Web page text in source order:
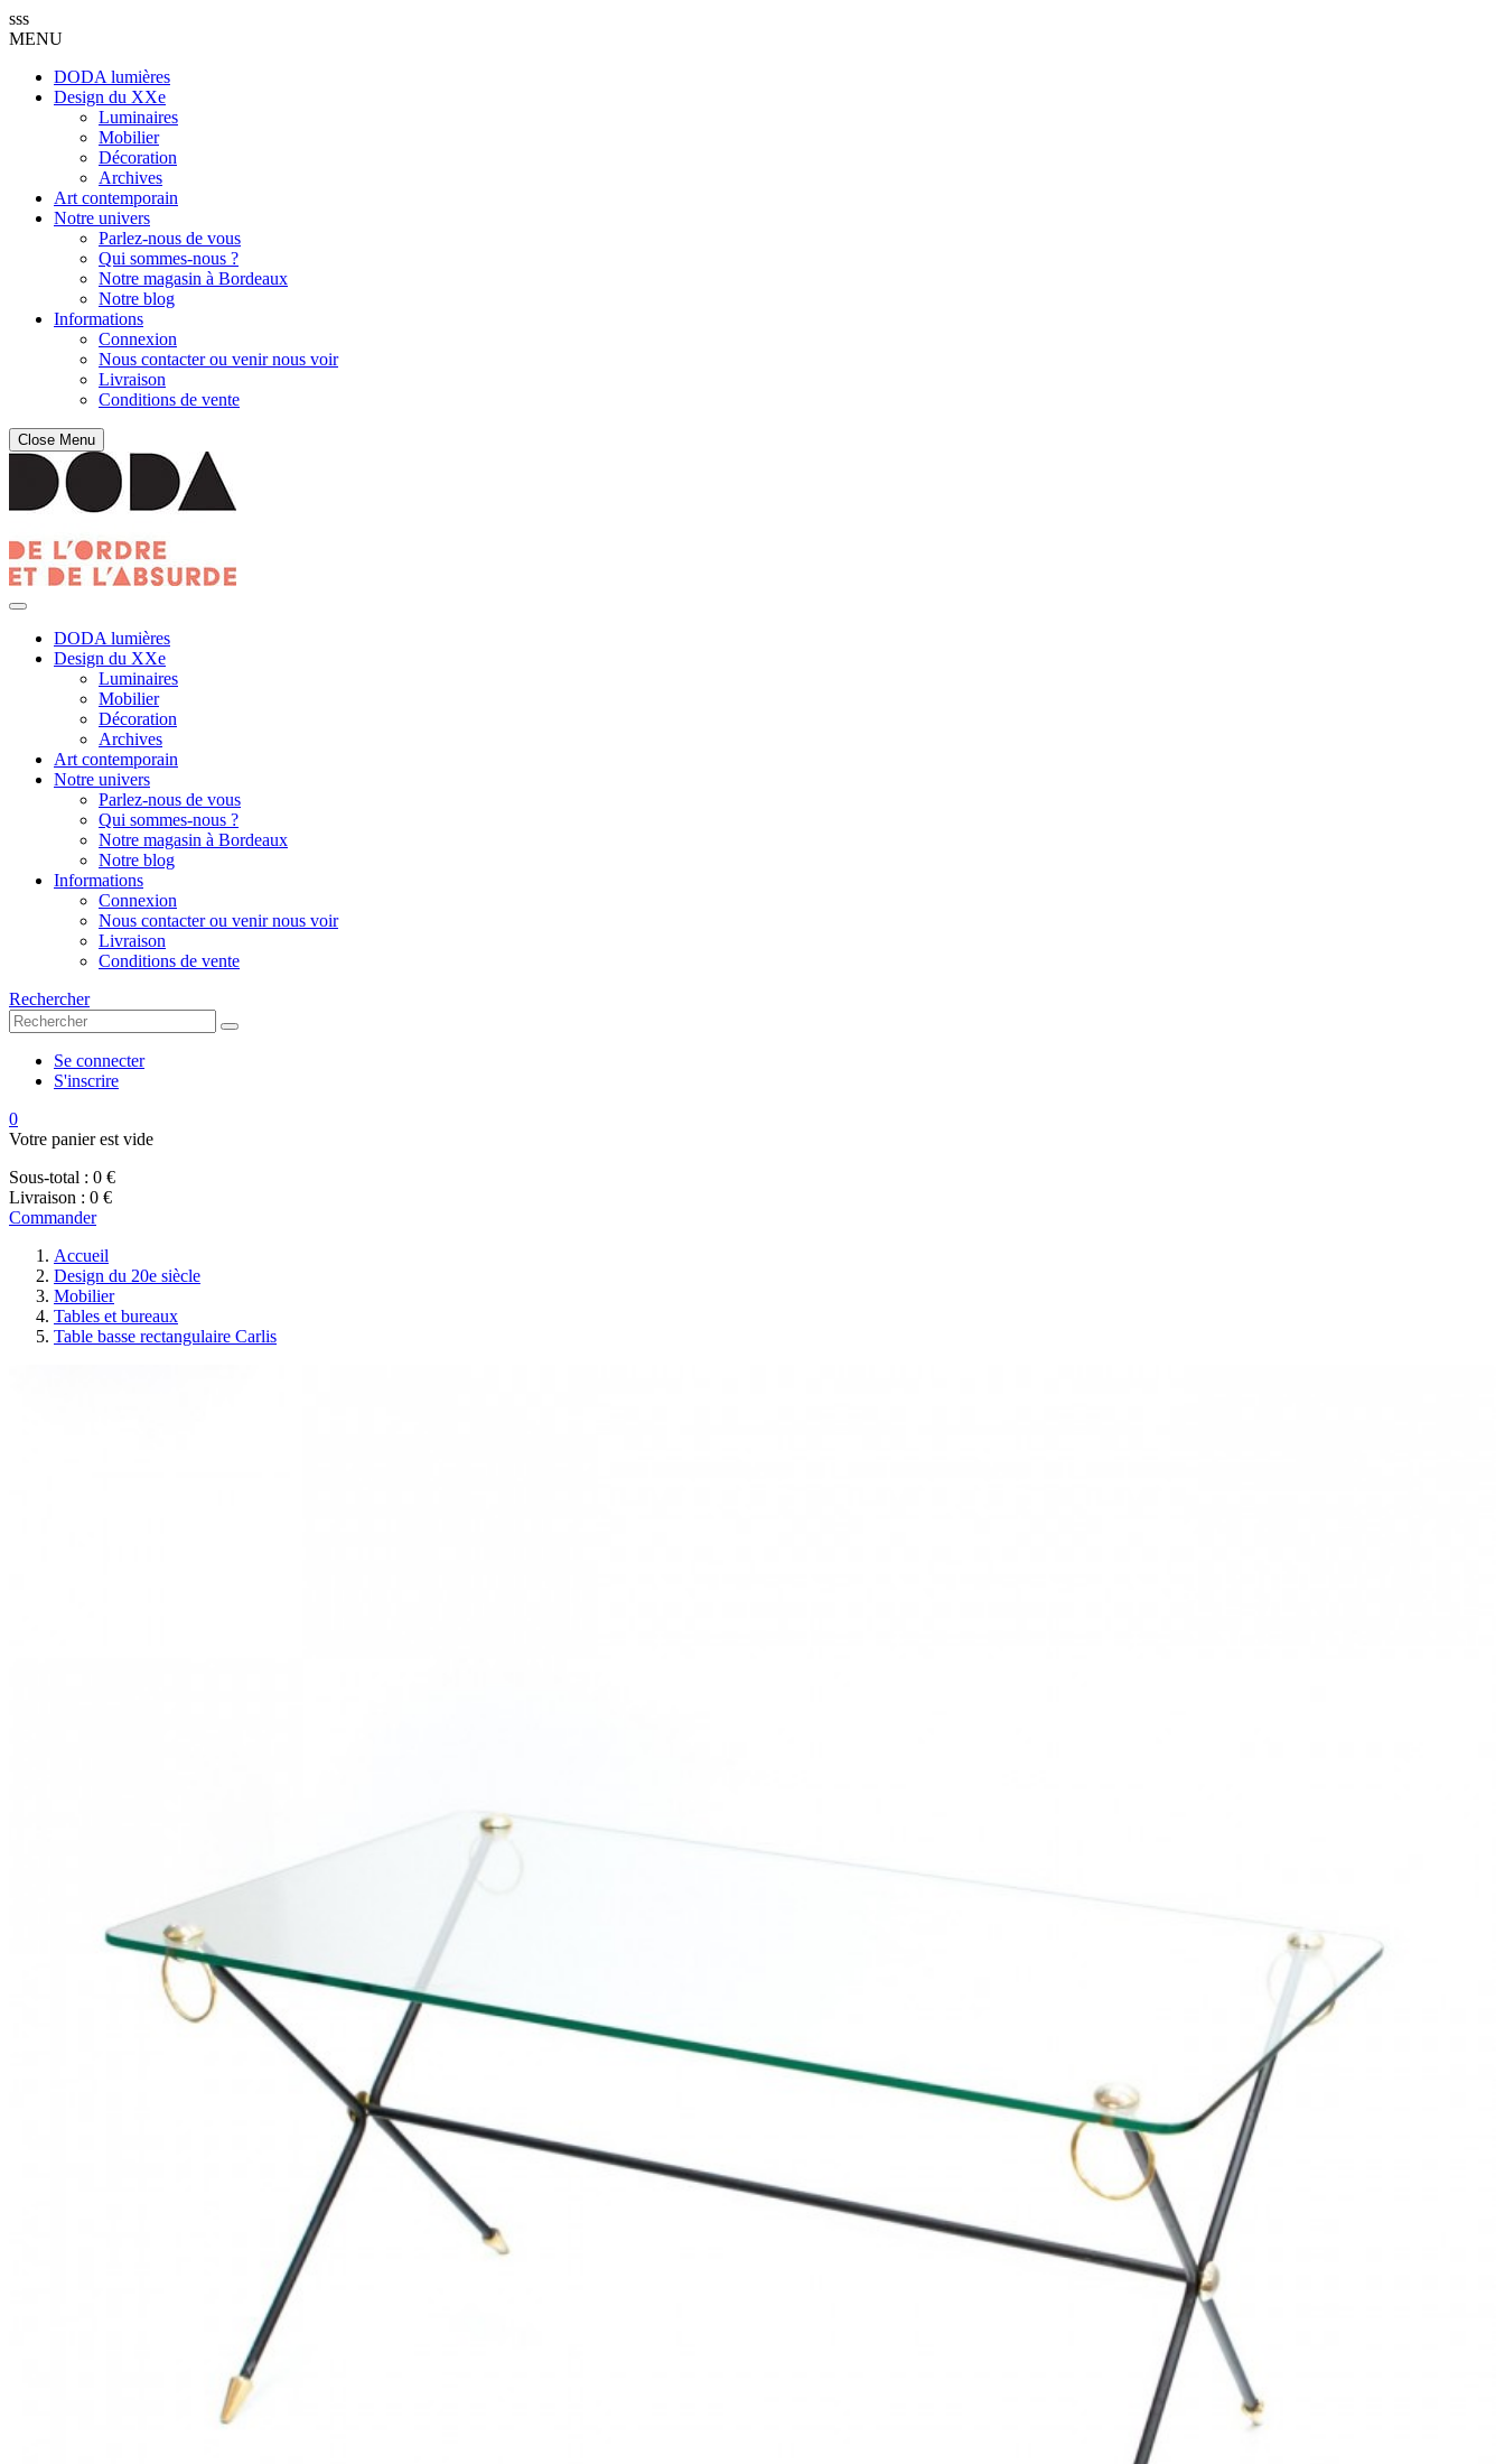
sss
MENU
DODA lumières
Design du XXe
Luminaires
Mobilier
Décoration
Archives
Art contemporain
Notre univers
Parlez-nous de vous
Qui sommes-nous ?
Notre magasin à Bordeaux
Notre blog
Informations
Connexion
Nous contacter ou venir nous voir
Livraison
Conditions de vente
Close Menu
DODA lumières
Design du XXe
Luminaires
Mobilier
Décoration
Archives
Art contemporain
Notre univers
Parlez-nous de vous
Qui sommes-nous ?
Notre magasin à Bordeaux
Notre blog
Informations
Connexion
Nous contacter ou venir nous voir
Livraison
Conditions de vente
Rechercher
Se connecter
S'inscrire
0
Votre panier est vide
Sous-total : 0 €
Livraison : 0 €
Commander
Accueil
Design du 20e siècle
Mobilier
Tables et bureaux
Table basse rectangulaire Carlis